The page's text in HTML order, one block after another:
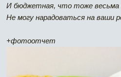
И бюджетная, что тоже весьма
Не могу нарадоваться на ваши
+фотоотчет